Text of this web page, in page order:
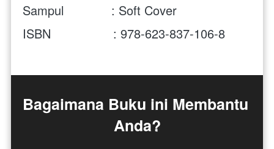
Sampul             : Soft Cover
ISBN                 : 978-623-837-106-8
Bagaimana Buku ini Membantu
Anda?